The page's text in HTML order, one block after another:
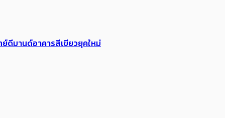
ย์ดีมานด์อาคารสีเขียวยุคใหม่